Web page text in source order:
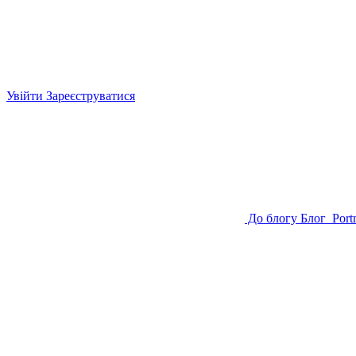
Увійти Зареєструватися
До блогу Блог